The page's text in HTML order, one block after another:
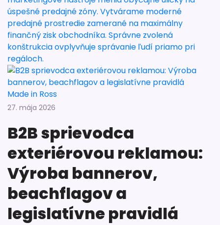
úspešné predajné zóny. Vytvárame moderné
predajné prostredie zamerané na maximálny
finančný zisk obchodníka. Správne zvolená
konštrukcia ovplyvňuje správanie ľudí priamo pri
regáloch.
Made in Ross
27. mája 2026
B2B sprievodca
exteriérovou reklamou:
Výroba bannerov,
beachflagov a
legislatívne pravidlá